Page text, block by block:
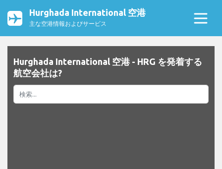
Hurghada International 空港
主な空港情報およびサービス
Hurghada International 空港 - HRG を発着する
航空会社は?